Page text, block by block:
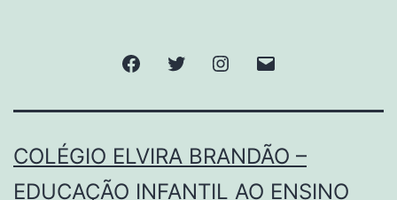
COLÉGIO ELVIRA BRANDÃO –
EDUCAÇÃO INFANTIL AO ENSINO